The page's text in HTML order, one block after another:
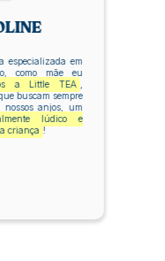
em
mãe eu
a Little TEA ,
buscam sempre
anjos, um
lúdico e
!